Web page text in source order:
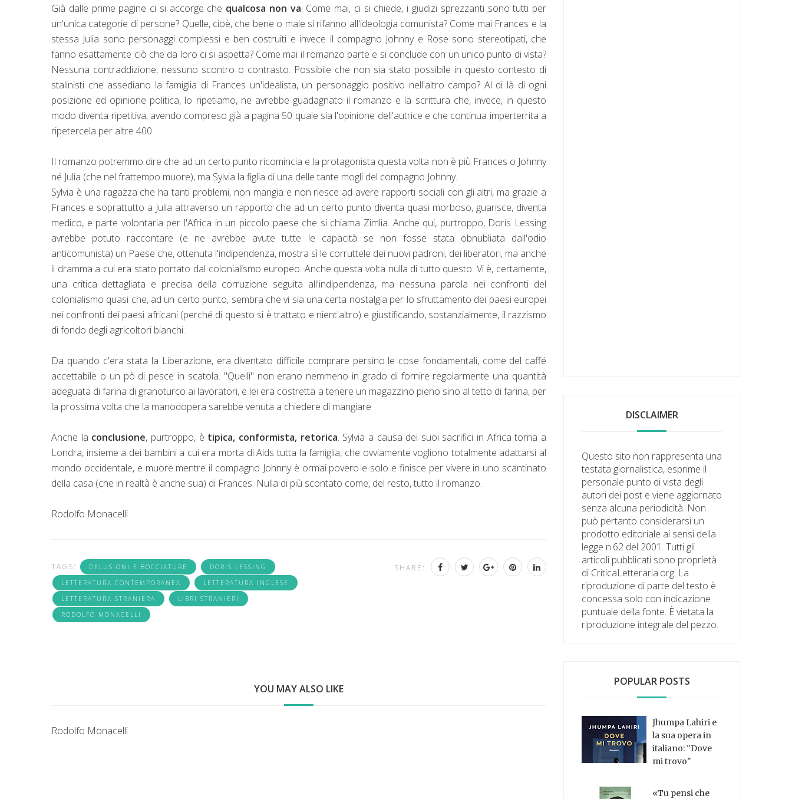
Già dalle prime pagine ci si accorge che qualcosa non va. Come mai, ci si chiede, i giudizi sprezzanti sono tutti per
un'unica categorie di persone? Quelle, cioè, che bene o male si rifanno all'ideologia comunista? Come mai Frances e la
stessa Julia sono personaggi complessi e ben costruiti e invece il compagno Johnny e Rose sono stereotipati, che
fanno esattamente ciò che da loro ci si aspetta? Come mai il romanzo parte e si conclude con un unico punto di vista?
Nessuna contraddizione, nessuno scontro o contrasto. Possibile che non sia stato possibile in questo contesto di
stalinisti che assediano la famiglia di Frances un'idealista, un personaggio positivo nell'altro campo? Al di là di ogni
posizione ed opinione politica, lo ripetiamo, ne avrebbe guadagnato il romanzo e la scrittura che, invece, in questo
modo diventa ripetitiva, avendo compreso già a pagina 50 quale sia l'opinione dell'autrice e che continua imperterrita a
ripetercela per altre 400.
Il romanzo potremmo dire che ad un certo punto ricomincia e la protagonista questa volta non è più Frances o Johnny
né Julia (che nel frattempo muore), ma Sylvia la figlia di una delle tante mogli del compagno Johnny.
Sylvia è una ragazza che ha tanti problemi, non mangia e non riesce ad avere rapporti sociali con gli altri, ma grazie a
Frances e soprattutto a Julia attraverso un rapporto che ad un certo punto diventa quasi morboso, guarisce, diventa
medico, e parte volontaria per l'Africa in un piccolo paese che si chiama Zimlia. Anche qui, purtroppo, Doris Lessing
avrebbe potuto raccontare (e ne avrebbe avute tutte le capacità se non fosse stata obnubliata dall'odio
anticomunista) un Paese che, ottenuta l'indipendenza, mostra sì le corruttele dei nuovi padroni, dei liberatori, ma anche
il dramma a cui era stato portato dal colonialismo europeo. Anche questa volta nulla di tutto questo. Vi è, certamente,
una critica dettagliata e precisa della corruzione seguita all'indipendenza, ma nessuna parola nei confronti del
colonialismo quasi che, ad un certo punto, sembra che vi sia una certa nostalgia per lo sfruttamento dei paesi europei
nei confronti dei paesi africani (perché di questo si è trattato e nient'altro) e giustificando, sostanzialmente, il razzismo
di fondo degli agricoltori bianchi.
Da quando c'era stata la Liberazione, era diventato difficile comprare persino le cose fondamentali, come del caffé
accettabile o un pò di pesce in scatola. "Quelli" non erano nemmeno in grado di fornire regolarmente una quantità
adeguata di farina di granoturco ai lavoratori, e lei era costretta a tenere un magazzino pieno sino al tetto di farina, per
la prossima volta che la manodopera sarebbe venuta a chiedere di mangiare
Anche la conclusione, purtroppo, è tipica, conformista, retorica. Sylvia a causa dei suoi sacrifici in Africa torna a
Londra, insieme a dei bambini a cui era morta di Aids tutta la famiglia, che ovviamente vogliono totalmente adattarsi al
mondo occidentale, e muore mentre il compagno Johnny è ormai povero e solo e finisce per vivere in uno scantinato
della casa (che in realtà è anche sua) di Frances. Nulla di più scontato come, del resto, tutto il romanzo.
Rodolfo Monacelli
TAGS: DELUSIONI E BOCCIATURE
DORIS LESSING
LETTERATURA CONTEMPORANEA
LETTERATURA INGLESE
LETTERATURA STRANIERA
LIBRI STRANIERI
RODOLFO MONACELLI
SHARE:
YOU MAY ALSO LIKE
Rodolfo Monacelli
DISCLAIMER
Questo sito non rappresenta una
testata giornalistica, esprime il
personale punto di vista degli
autori dei post e viene aggiornato
senza alcuna periodicità. Non
può pertanto considerarsi un
prodotto editoriale ai sensi della
legge n.62 del 2001. Tutti gli
articoli pubblicati sono proprietà
di CriticaLetteraria.org. La
riproduzione di parte del testo è
concessa solo con indicazione
puntuale della fonte. È vietata la
riproduzione integrale del pezzo.
POPULAR POSTS
Jhumpa Lahiri e
la sua opera in
italiano: "Dove
mi trovo"
«Tu pensi che